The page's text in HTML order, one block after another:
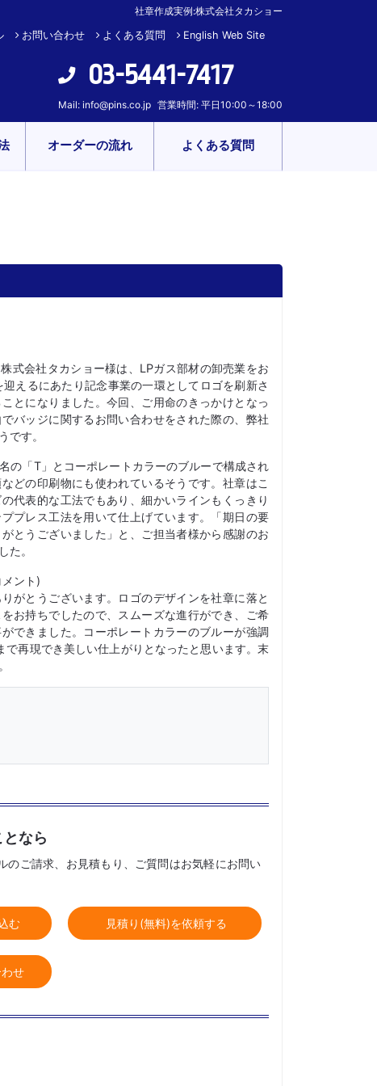
社章作成実例:株式会社タカショー
お問い合わせ よくある質問 English Web Site
03-5441-7417
Mail: info@pins.co.jp 営業時間: 平日10:00～18:00
オーダーの流れ よくある質問
式会社タカショー様は、LPガス部材の卸売業をお
えるにあたり記念事業の一環としてロゴを刷新さ
とになりました。今回、ご用命のきっかけとなっ
バッジに関するお問い合わせをされた際の、弊社
です。
の「T」とコーポレートカラーのブルーで構成され
どの印刷物にも使われているそうです。社章はこ
代表的な工法でもあり、細かいラインもくっきり
プレス工法を用いて仕上げています。「期日の要
とうございました」と、ご担当者様から感謝のお
た。
ント)
がとうございます。ロゴのデザインを社章に落と
お持ちでしたので、スムーズな進行ができ、ご希
できました。コーポレートカラーのブルーが強調
で再現でき美しい仕上がりとなったと思います。末
なら
のご請求、お見積もり、ご質問はお気軽にお問い
む 見積り(無料)を依頼する
せ